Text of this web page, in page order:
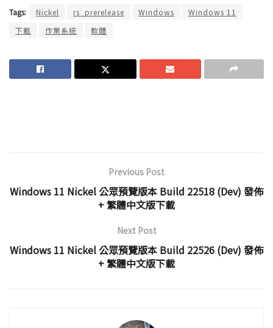
Tags: Nickel rs_prerelease Windows
Windows 11
下載
作業系統 軟體
Previous Post
Windows 11 Nickel 公眾預覽版本 Build 22518 (Dev) 發佈
+ 繁體中文版下載
Next Post
Windows 11 Nickel 公眾預覽版本 Build 22526 (Dev) 發佈
+ 繁體中文版下載